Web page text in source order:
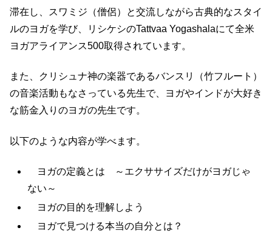
滞在し、スワミジ（僧侶）と交流しながら古典的なスタイ
ルのヨガを学び、リシケシのTattvaa Yogashalaにて全米
ヨガアライアンス500取得されています。
また、クリシュナ神の楽器であるバンスリ（竹フルート）
の音楽活動もなさっている先生で、ヨガやインドが大好き
な筋金入りのヨガの先生です。
以下のような内容が学べます。
ヨガの定義とは ～エクササイズだけがヨガじゃ
ない～
ヨガの目的を理解しよう
ヨガで見つける本当の自分とは？